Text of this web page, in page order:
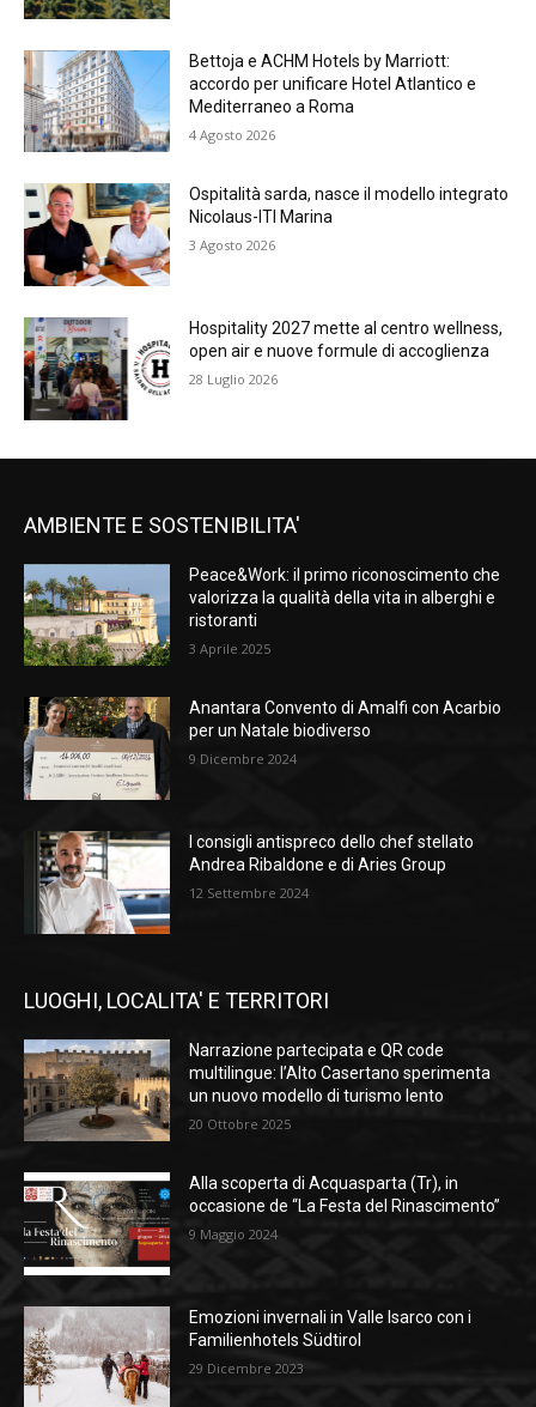
Bettoja e ACHM Hotels by Marriott:
accordo per unificare Hotel Atlantico e
Mediterraneo a Roma
4 Agosto 2026
Ospitalità sarda, nasce il modello integrato
Nicolaus-ITI Marina
3 Agosto 2026
Hospitality 2027 mette al centro wellness,
open air e nuove formule di accoglienza
28 Luglio 2026
AMBIENTE E SOSTENIBILITA'
Peace&Work: il primo riconoscimento che
valorizza la qualità della vita in alberghi e
ristoranti
3 Aprile 2025
Anantara Convento di Amalfi con Acarbio
per un Natale biodiverso
9 Dicembre 2024
I consigli antispreco dello chef stellato
Andrea Ribaldone e di Aries Group
12 Settembre 2024
LUOGHI, LOCALITA' E TERRITORI
Narrazione partecipata e QR code
multilingue: l’Alto Casertano sperimenta
un nuovo modello di turismo lento
20 Ottobre 2025
Alla scoperta di Acquasparta (Tr), in
occasione de “La Festa del Rinascimento”
9 Maggio 2024
Emozioni invernali in Valle Isarco con i
Familienhotels Südtirol
29 Dicembre 2023